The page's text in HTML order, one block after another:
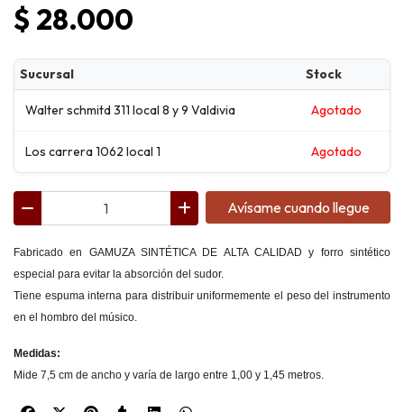
$ 28.000
Sucursal Stock
Walter schmitd 311 local 8 y 9 Valdivia Agotado
Los carrera 1062 local 1 Agotado
Avísame cuando llegue
Fabricado en GAMUZA SINTÉTICA DE ALTA CALIDAD y forro sintético
especial para evitar la absorción del sudor.
Tiene espuma interna para distribuir uniformemente el peso del instrumento
en el hombro del músico.
Medidas:
Mide 7,5 cm de ancho y varía de largo entre 1,00 y 1,45 metros.